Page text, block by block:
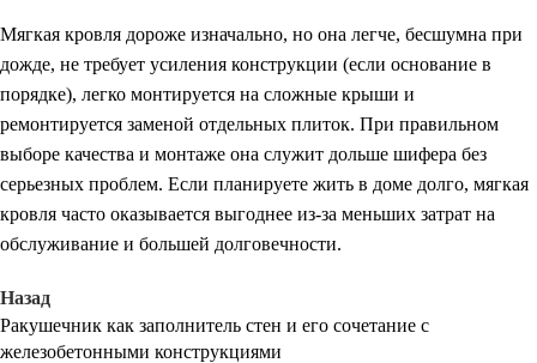
Мягкая кровля дороже изначально, но она легче, бесшумна при
дожде, не требует усиления конструкции (если основание в
порядке), легко монтируется на сложные крыши и
ремонтируется заменой отдельных плиток. При правильном
выборе качества и монтаже она служит дольше шифера без
серьезных проблем. Если планируете жить в доме долго, мягкая
кровля часто оказывается выгоднее из-за меньших затрат на
обслуживание и большей долговечности.
Назад
Ракушечник как заполнитель стен и его сочетание с
железобетонными конструкциями